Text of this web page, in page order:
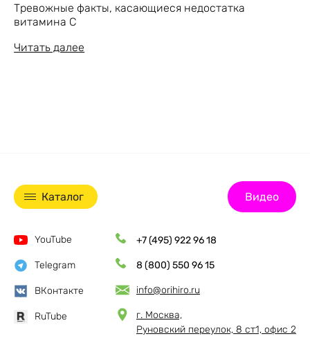
Тревожные факты, касающиеся недостатка
витамина C
Читать далее
Каталог Видео
YouTube
Telegram
ВКонтакте
RuTube
+7 (495) 922 96 18
8 (800) 550 96 15
info@orihiro.ru
г. Москва,
Руновский переулок, 8 ст1, офис 2